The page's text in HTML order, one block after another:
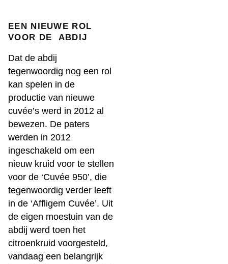
EEN NIEUWE ROL
VOOR DE ABDIJ
Dat de abdij
tegenwoordig nog een rol
kan spelen in de
productie van nieuwe
cuvée’s werd in 2012 al
bewezen. De paters
werden in 2012
ingeschakeld om een
nieuw kruid voor te stellen
voor de ‘Cuvée 950’, die
tegenwoordig verder leeft
in de ‘Affligem Cuvée’. Uit
de eigen moestuin van de
abdij werd toen het
citroenkruid voorgesteld,
vandaag een belangrijk